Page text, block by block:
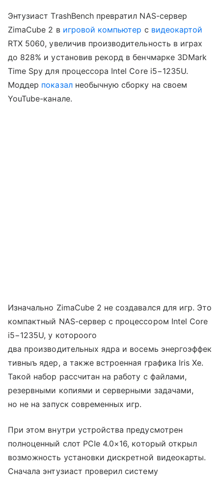
Энтузиаст TrashBench превратил NAS-сервер
ZimaCube 2 в игровой компьютер с видеокартой
RTX 5060, увеличив производительность в играх
до 828% и установив рекорд в бенчмарке 3DMark
Time Spy для процессора Intel Core i5−1235U.
Моддер показалнеобычную сборку на своем
YouTube-канале.
Изначально ZimaCube 2 не создавался для игр. Это
компактный NAS-сервер с процессором Intel Core
i5−1235U, у котороого
два производительных ядра и восемь энергоэффек
тивныъ ядер, а также встроенная графика Iris Xe.
Такой набор рассчитан на работу с файлами,
резервными копиями и серверными задачами,
но не на запуск современных игр.
При этом внутри устройства предусмотрен
полноценный слот PCIe 4.0×16, который открыл
возможность установки дискретной видеокарты.
Сначала энтузиаст проверил систему